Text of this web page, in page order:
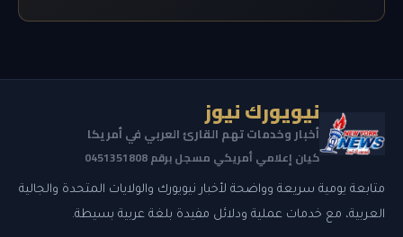
نيويورك نيوز
أخبار وخدمات تهم القارئ العربي في أمريكا
كيان إعلامي أمريكي مسجل برقم 0451351808
متابعة يومية سريعة وواضحة لأخبار نيويورك والولايات المتحدة والجالية
العربية، مع خدمات عملية ودلائل مفيدة بلغة عربية بسيطة.